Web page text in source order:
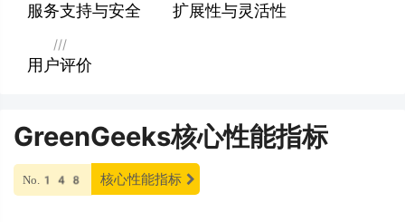
服务支持与安全 扩展性与灵活性
///
用户评价
GreenGeeks核心性能指标
No.148 核心性能指标